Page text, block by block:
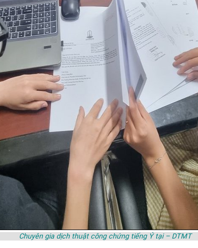
Chuyên gia dịch thuật công chứng tiếng Ý tại – DTMT